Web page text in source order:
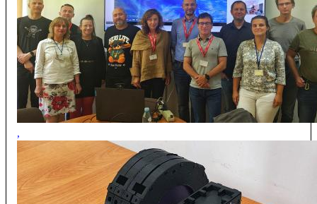
,